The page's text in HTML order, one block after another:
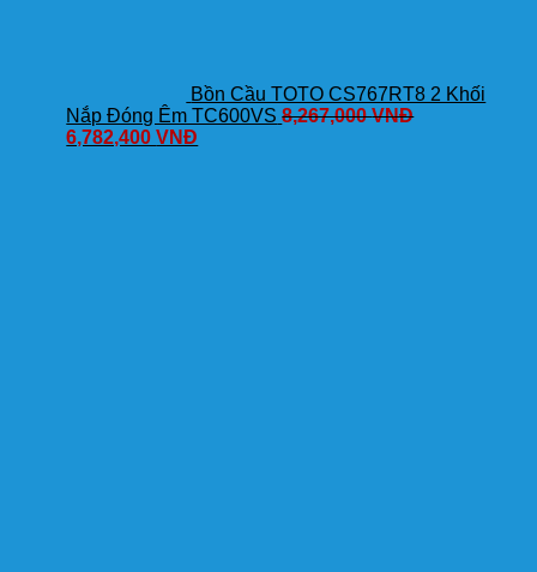
Bồn Cầu TOTO CS767RT8 2 Khối
Nắp Đóng Êm TC600VS 8,267,000VNĐ
6,782,400VNĐ